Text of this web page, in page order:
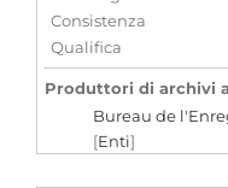
Consistenza
Qualifica
Produttori di archivi
Bureau de
[Enti]